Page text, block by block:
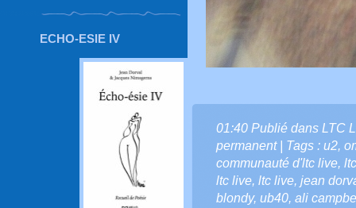
ECHO-ESIE IV
01:40 Publié dans LTC
permanent| Tags : u2,
communauté d'ltc live,
ltc live, ltc live, jean
blondy, ub40, ali